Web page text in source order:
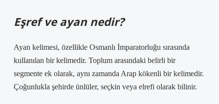
Eşref ve ayan nedir?
Ayan kelimesi, özellikle Osmanlı İmparatorluğu sırasında
kullanılan bir kelimedir. Toplum arasındaki belirli bir
segmente ek olarak, aynı zamanda Arap kökenli bir kelimedir.
Çoğunlukla şehirde ünlüler, seçkin veya elrefi olarak bilinir.